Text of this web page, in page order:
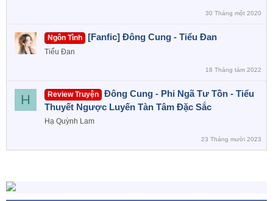
30 Tháng một 2020
Ngôn Tình [Fanfic] Đông Cung - Tiểu Đan
Tiểu Đan
18 Tháng tám 2022
H Review Truyện
Đông Cung - Phỉ Ngã Tư Tồn - Tiểu
Thuyết Ngược Luyến Tàn Tâm Đặc Sắc
Hạ Quỳnh Lam
23 Tháng mười 2023